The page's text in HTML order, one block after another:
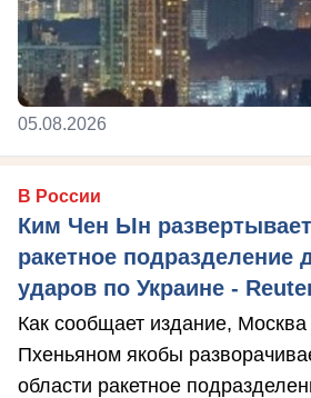
05.08.2026
В России
Ким Чен Ын
ракетное подразделение
ударов по Украине -
Как сообщает издание, Москва
Пхеньяном якобы
области ракетное